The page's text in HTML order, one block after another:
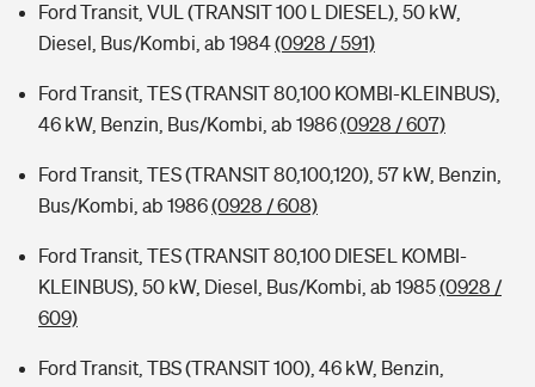
Ford Transit, VUL (TRANSIT 100 L DIESEL), 50 kW,
Diesel, Bus/Kombi, ab 1984(0928 / 591)
Ford Transit, TES (TRANSIT 80,100 KOMBI-KLEINBUS),
46 kW, Benzin, Bus/Kombi, ab 1986(0928 / 607)
Ford Transit, TES (TRANSIT 80,100,120), 57 kW, Benzin,
Bus/Kombi, ab 1986(0928 / 608)
Ford Transit, TES (TRANSIT 80,100 DIESEL KOMBI-
KLEINBUS), 50 kW, Diesel, Bus/Kombi, ab 1985(0928 /
609)
Ford Transit, TBS (TRANSIT 100), 46 kW, Benzin,